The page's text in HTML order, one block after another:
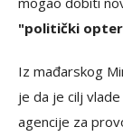
"politički
Iz mađarskog
je da je cilj
agencije za